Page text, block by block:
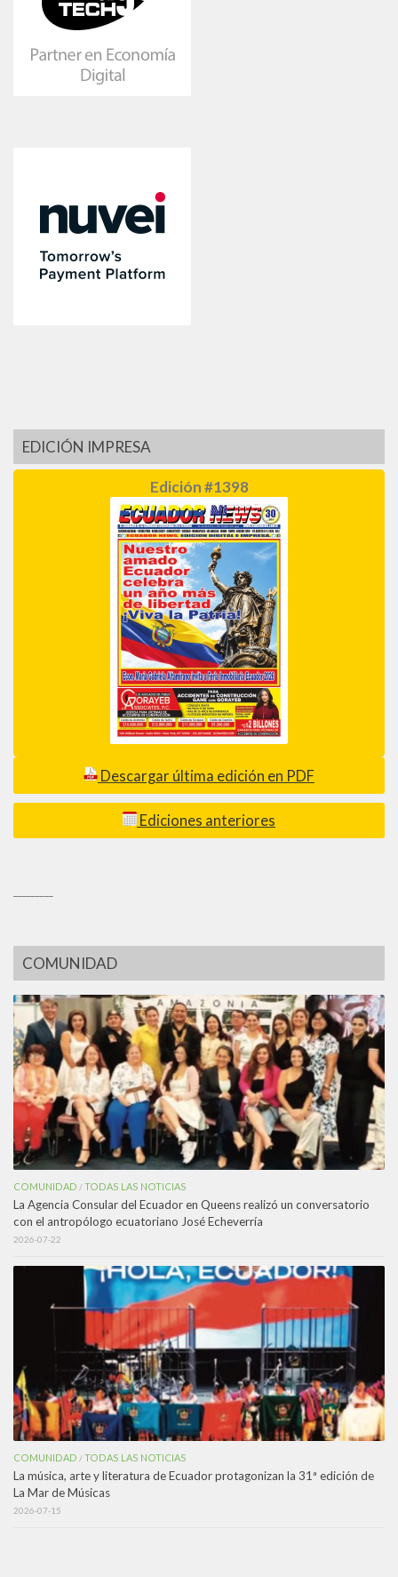
EDICIÓN IMPRESA
Edición #1398
Descargar última edición en PDF
Ediciones anteriores
COMUNIDAD
COMUNIDAD /TODAS LAS NOTICIAS
La Agencia Consular del Ecuador en Queens realizó un conversatorio
con el antropólogo ecuatoriano José Echeverría
2026-07-22
COMUNIDAD /TODAS LAS NOTICIAS
La música, arte y literatura de Ecuador protagonizan la 31ª edición de
La Mar de Músicas
2026-07-15